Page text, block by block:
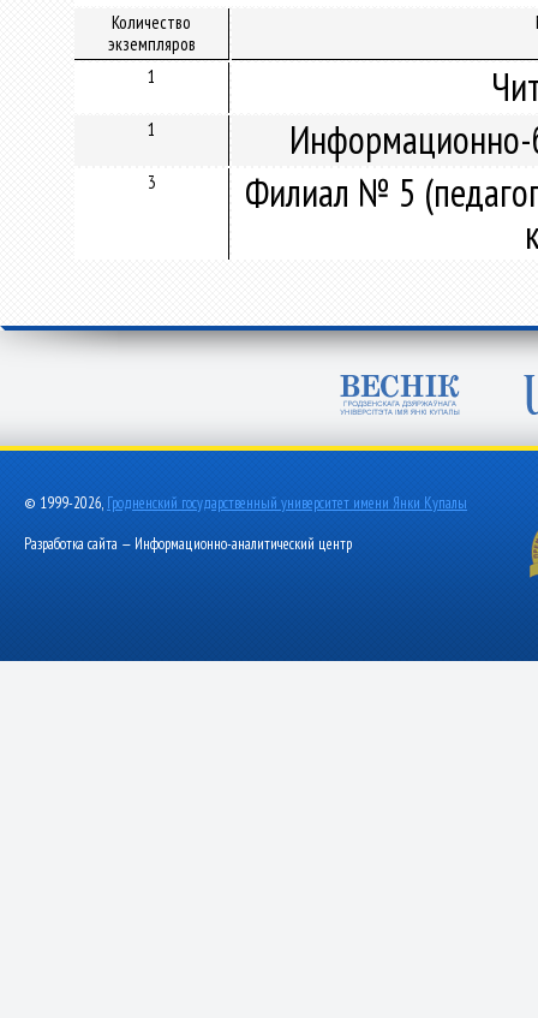
Количество
экземпляров
1
1 Информационно-
3
Филиал № 5
© 1999-2026, Гродненский государственный университет имени Янки Купалы
Разработка сайта — Информационно-аналитический центр